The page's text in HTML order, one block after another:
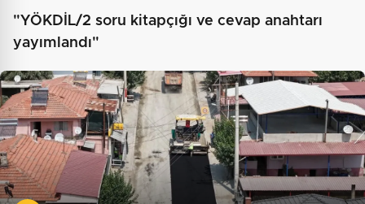
"YÖKDİL/2 soru kitapçığı ve cevap anahtarı
yayımlandı"